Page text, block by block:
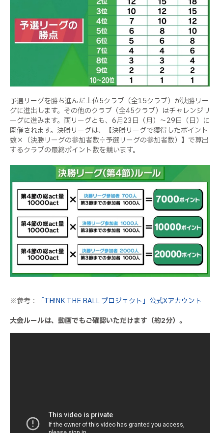
予選リーグを勝ち進んだ上位5クラブ（全15クラブ）が決勝リー
グに進出します。その他のクラブ（全45クラブ）はチャレンジリ
ーグに進みます。両リーグとも、6月23日（月）～29日（日）に
開催されます。 決勝リーグは、【決勝リーグで獲得したポイント
数×（決勝リーグの参加者数÷予選リーグの参加者数）】で算出
するクラブの最終ポイント数を競います。
※参考：
「TH!NK THE BALL プロジェクト」公式Xアカウント
大会ルールは、動画でもご確認いただけます（約2分）。